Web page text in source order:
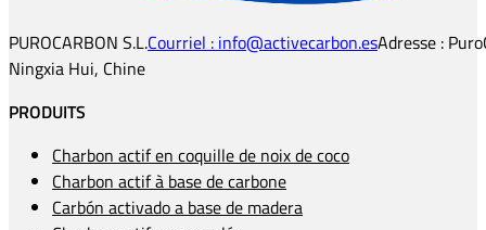
PUROCARBON S.L.Courriel : info@activecarbon.esAdresse :
Ningxia Hui, Chine
PRODUITS
Charbon actif en coquille de noix de coco
Charbon actif à base de carbone
Carbón activado a base de madera